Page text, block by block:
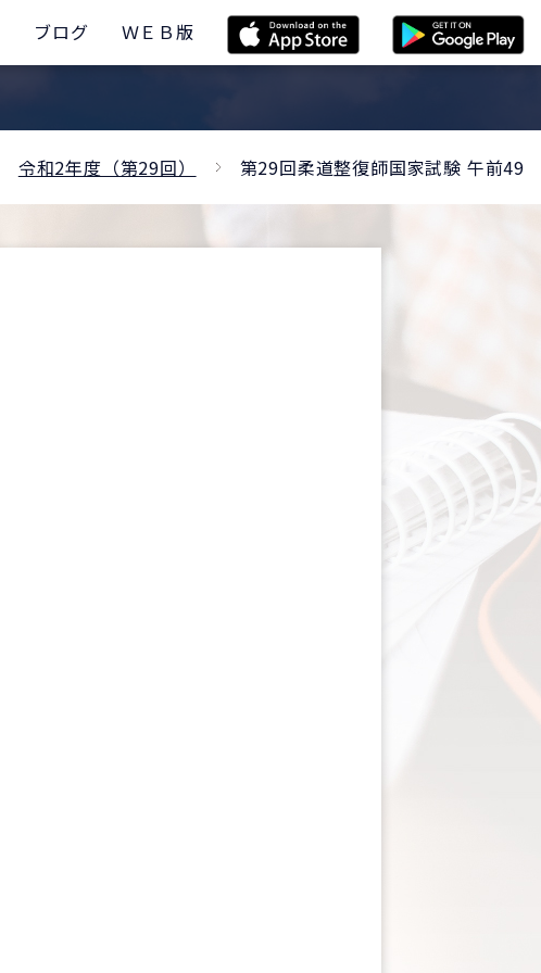
ブログ ＷＥＢ版
令和2年度（第29回） 第29回柔道整復師国家試験 午前49